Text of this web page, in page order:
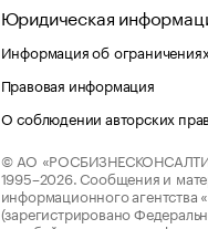
Юридическая
Информация об ограничениях
Правовая информация
О соблюдении авторских
© АО
1995–2026. Сообщения и
информационного агентства
(зарегистрировано